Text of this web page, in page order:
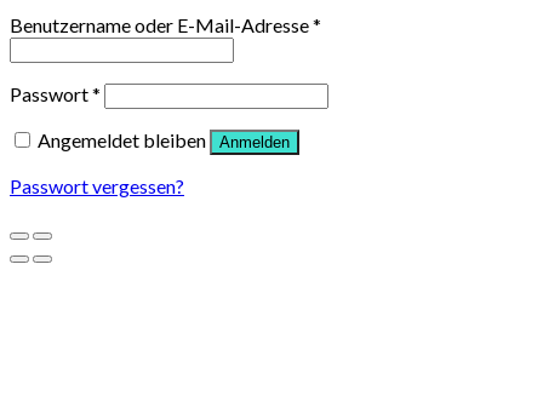
Benutzername oder E-Mail-Adresse*
Passwort*
Angemeldet bleiben
Anmelden
Passwort vergessen?